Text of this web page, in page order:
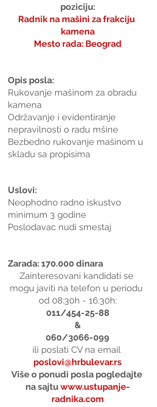
poziciju:
Radnik na mašini za frakciju
kamena
Mesto rada: Beograd
Opis posla:
Rukovanje mašinom za obradu
kamena
Održavanje i evidentiranje
nepravilnosti o radu mšine
Bezbedno rukovanje mašinom u
skladu sa propisima
Uslovi:
Neophodno radno iskustvo
minimum 3 godine
Poslodavac nudi smestaj
Zarada: 170.000 dinara
Zainteresovani kandidati se
mogu javiti na telefon u periodu
od 08:30h - 16:30h:
011/454-25-88
&
060/3066-099
ili poslati CV na email
poslovi@hrbulevar.rs
Više o ponudi posla pogledajte
na sajtu www.ustupanje-
radnika.com